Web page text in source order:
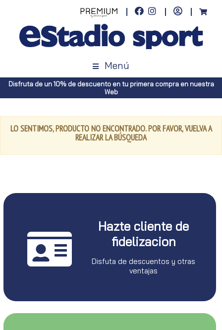
Menú
Disfruta de un 10% de descuento en tu primera compra en nuestra
Web
LO SENTIMOS, PRODUCTO NO ENCONTRADO. POR FAVOR, VUELVA A
REALIZAR LA BÚSQUEDA
Hazte cliente de
fidelizacion
Disfuta de descuentos y otras
ventajas